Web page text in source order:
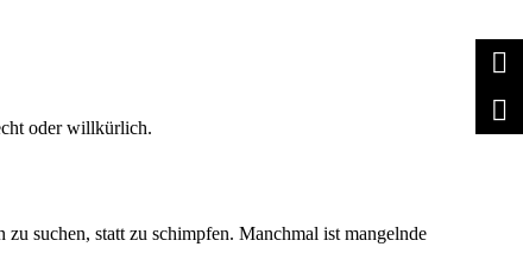
oder willkürlich.
suchen, statt zu schimpfen. Manchmal ist mangelnde